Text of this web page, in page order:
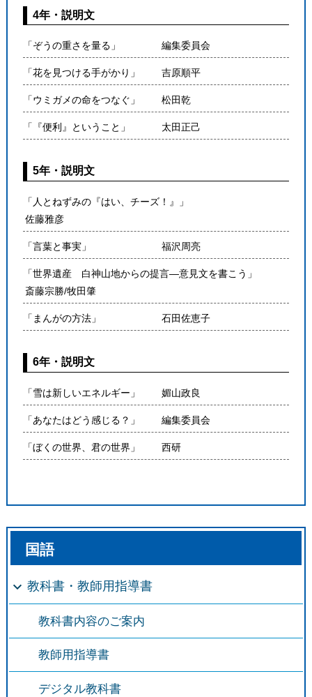
4年・説明文
「ぞうの重さを量る」 編集委員会
「花を見つける手がかり」 吉原順平
「ウミガメの命をつなぐ」 松田乾
「『便利』ということ」 太田正己
5年・説明文
「人とねずみの『はい、チーズ！』」
佐藤雅彦
「言葉と事実」 福沢周亮
「世界遺産 白神山地からの提言―意見文を書こう」
斎藤宗勝/牧田肇
「まんがの方法」 石田佐恵子
6年・説明文
「雪は新しいエネルギー」 媚山政良
「あなたはどう感じる？」 編集委員会
「ぼくの世界、君の世界」 西研
国語
教科書・教師用指導書
教科書内容のご案内
教師用指導書
デジタル教科書